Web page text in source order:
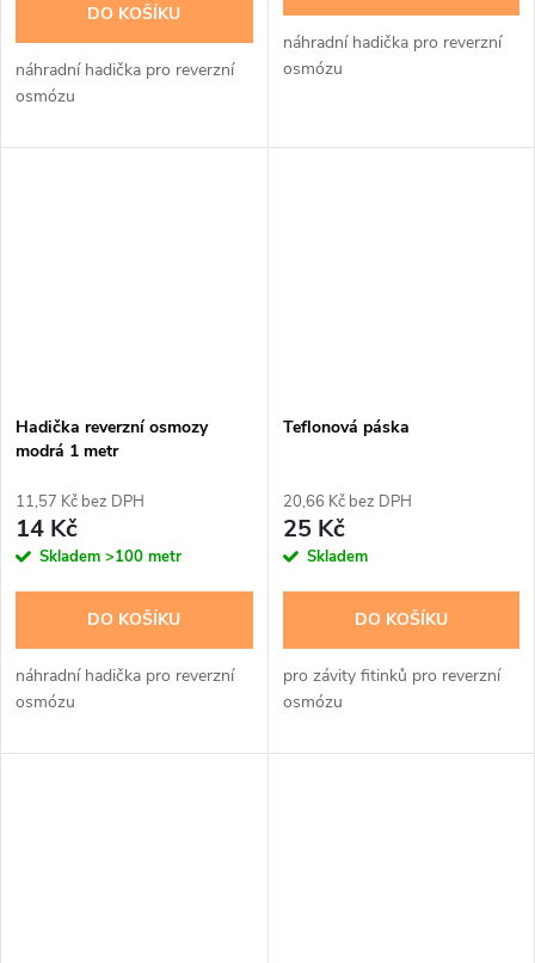
DO KOŠÍKU
náhradní hadička pro reverzní
osmózu
náhradní hadička pro reverzní
osmózu
Hadička reverzní osmozy
modrá 1 metr
11,57 Kč bez DPH
14 Kč
Skladem >100 metr
DO KOŠÍKU
náhradní hadička pro reverzní
osmózu
Teflonová páska
20,66 Kč bez DPH
25 Kč
Skladem
DO KOŠÍKU
pro závity fitinků pro reverzní
osmózu